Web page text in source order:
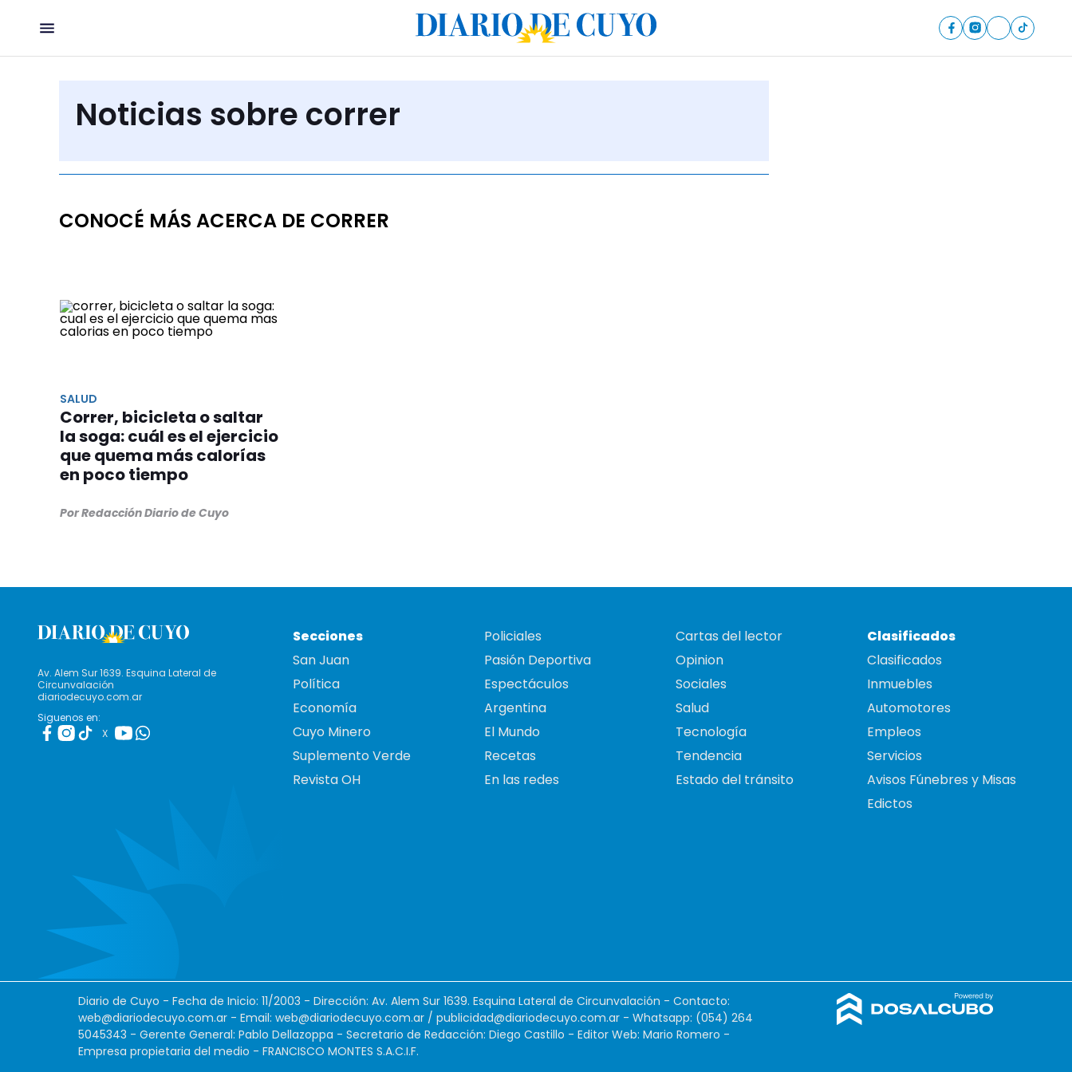
Noticias sobre correr
CONOCÉ MÁS ACERCA DE CORRER
SALUD
Correr, bicicleta o saltar
la soga: cuál es el ejercicio
que quema más calorías
en poco tiempo
Por Redacción Diario de Cuyo
Av. Alem Sur 1639. Esquina Lateral de
Circunvalación
diariodecuyo.com.ar
Siguenos en:
X
Secciones
San Juan
Política
Economía
Cuyo Minero
Suplemento Verde
Revista OH
Policiales
Pasión Deportiva
Espectáculos
Argentina
El Mundo
Recetas
En las redes
Cartas del lector
Opinion
Sociales
Salud
Tecnología
Tendencia
Estado del tránsito
Clasificados
Clasificados
Inmuebles
Automotores
Empleos
Servicios
Avisos Fúnebres y Misas
Edictos
Diario de Cuyo - Fecha de Inicio: 11/2003 - Dirección: Av. Alem Sur 1639. Esquina Lateral de Circunvalación - Contacto:
web@diariodecuyo.com.ar - Email: web@diariodecuyo.com.ar / publicidad@diariodecuyo.com.ar - Whatsapp: (054) 264
5045343 - Gerente General: Pablo Dellazoppa - Secretario de Redacción: Diego Castillo - Editor Web: Mario Romero -
Empresa propietaria del medio - FRANCISCO MONTES S.A.C.I.F.